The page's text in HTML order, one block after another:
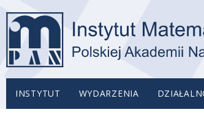
INSTYTUT WYDARZENIA